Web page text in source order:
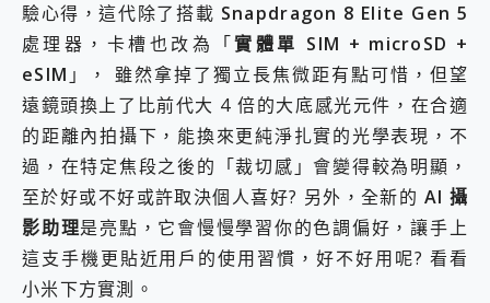
驗心得，這代除了搭載 Snapdragon 8 Elite Gen 5
處理器，卡槽也改為「實體單 SIM + microSD +
eSIM 」， 雖然拿掉了獨立長焦微距有點可惜，但望
遠鏡頭換上了比前代大 4 倍的大底感光元件，在合適
的距離內拍攝下，能換來更純淨扎實的光學表現，不
過，在特定焦段之後的「裁切感」會變得較為明顯，
至於好或不好或許取決個人喜好? 另外，全新的 AI 攝
影助理是亮點，它會慢慢學習你的色調偏好，讓手上
這支手機更貼近用戶的使用習慣，好不好用呢? 看看
小米下方實測。